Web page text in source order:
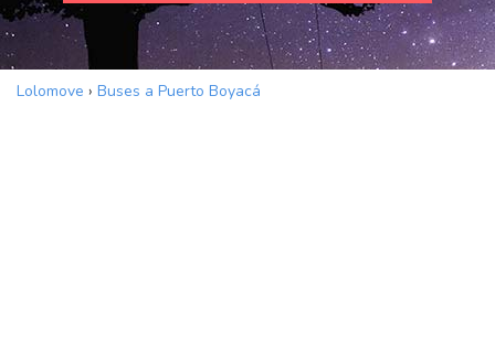
Lolomove › Buses a Puerto Boyacá